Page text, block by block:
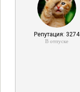
Репутация: 3274
В отпуске